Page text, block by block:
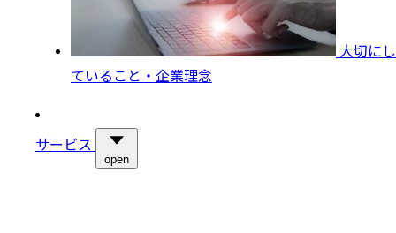
大切にし
ていること・企業理念
サービス
open